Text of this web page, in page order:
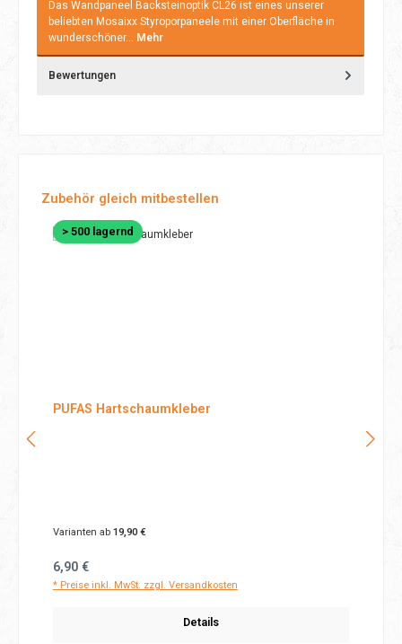
Das Wandpaneel Backsteinoptik CL26 ist eines unserer
beliebten Mosaixx Styroporpaneele mit einer Oberfläche in
wunderschöner… Mehr
Bewertungen
Produktgalerie überspringen
Zubehör gleich mitbestellen
> 500 lagernd
PUFAS Hartschaumkleber
Varianten ab19,90 €
Regulärer Preis:
6,90 €
* Preise inkl. MwSt. zzgl. Versandkosten
Details